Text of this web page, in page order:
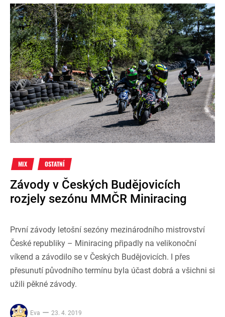
MIX OSTATNÍ
Závody v Českých Budějovicích
rozjely sezónu MMČR Miniracing
První závody letošní sezóny mezinárodního mistrovství
České republiky – Miniracing připadly na velikonoční
víkend a závodilo se v Českých Budějovicích. I přes
přesunutí původního termínu byla účast dobrá a všichni si
užili pěkné závody.
Eva 23. 4. 2019